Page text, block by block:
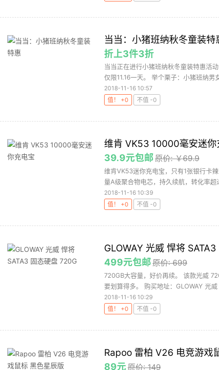
当当：小猪班纳秋冬童装特
折上3件3折
当当正在进行小猪班纳秋冬童装特惠活
仅限11.16一天。 举个栗子：小猪班纳男
2018-11-16 10:57
值！ +0
不值 -0
维肯 VK53 10000毫安迷你
39.9元包邮原价: ￥69.9
维肯VK53迷你充电宝，只有1张银行卡
量A级聚合物电芯，持久续航，转化率
2018-11-16 10:39
值！ +0
不值 -0
GLOWAY 光威 悍将
499元包邮原价: 699
720GB大容量，好价再续。 该款光威
要划算得多。 购买地址：GLOWAY 光
2018-11-16 10:29
值！ +0
不值 -0
Rapoo 雷柏 V26 电竞游戏
89元原价: 149